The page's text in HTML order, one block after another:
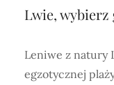
Lwie,
Leniwe z natury
egzotycznej